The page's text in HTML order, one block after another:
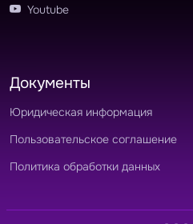
Youtube
Документы
Юридическая информация
Пользовательское соглашение
Политика обработки данных